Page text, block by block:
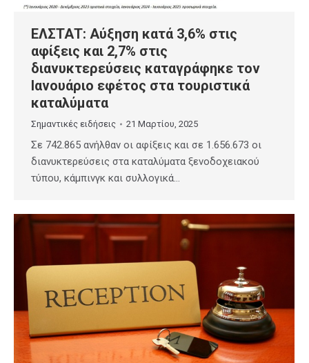
ΕΛΣΤΑΤ: Αύξηση κατά 3,6% στις
αφίξεις και 2,7% στις
διανυκτερεύσεις καταγράφηκε τον
Ιανουάριο εφέτος στα τουριστικά
καταλύματα
Σημαντικές ειδήσεις 21 Μαρτίου, 2025
Σε 742.865 ανήλθαν οι αφίξεις και σε 1.656.673 οι
διανυκτερεύσεις στα καταλύματα ξενοδοχειακού
τύπου, κάμπινγκ και συλλογικά…